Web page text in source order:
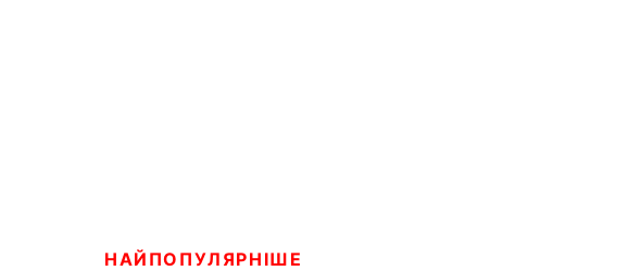
НАЙПОПУЛЯРНІШЕ